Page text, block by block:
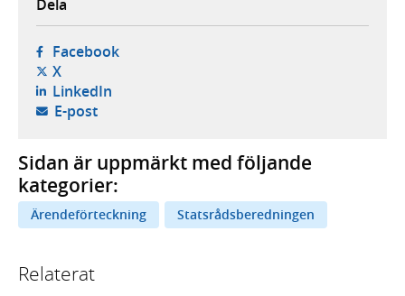
Dela
Facebook- öppnas i ny flik, extern webbplats,
X- öppnas i ny flik, extern webbplats,
LinkedIn- öppnas i ny flik, extern webbplats,
E-post- öppnar din e-postklient,
Sidan är uppmärkt med följande
kategorier:
Ärendeförteckning Statsrådsberedningen
Relaterat